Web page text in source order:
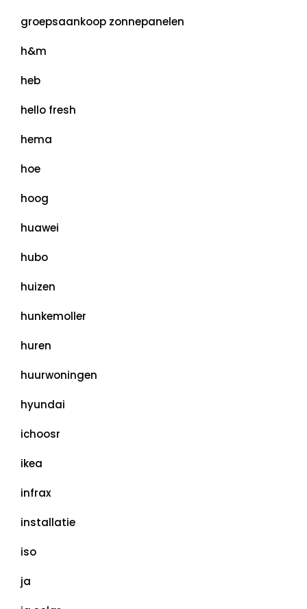
groepsaankoop zonnepanelen
h&m
heb
hello fresh
hema
hoe
hoog
huawei
hubo
huizen
hunkemoller
huren
huurwoningen
hyundai
ichoosr
ikea
infrax
installatie
iso
ja